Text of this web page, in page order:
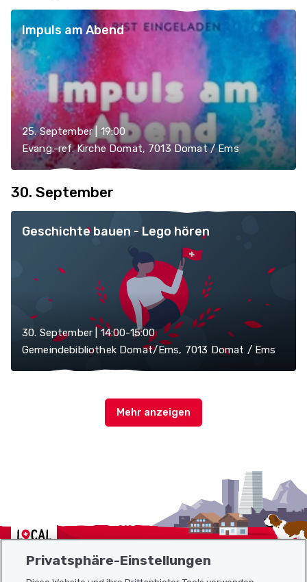
Impuls am Abend
25. September | 19:00
Evang.-ref. Kirche Domat, 7013 Domat / Ems
30. September
Geschichte bauen - Lego hören
30. September | 14:00-15:00
Gemeindebibliothek Domat/Ems, 7013 Domat / Ems
Localcities
Privatsphäre-Einstellungen